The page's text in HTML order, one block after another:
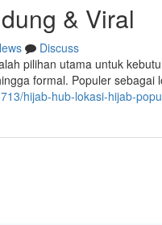
& Viral
Discuss
pilihan utama untuk
formal. Populer sebagai
hijab-hub-lokasi-hijab-